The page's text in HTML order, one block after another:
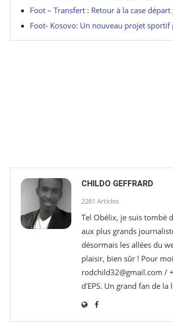
Foot – Transfert : Retour à la case
Foot- Kosovo: Un nouveau projet sportif
CHILDO GEFFRARD
2261 Articles
Tel Obélix, je suis tombé
aux plus grands
désormais les allées du
plaisir, bien sûr ! Pour
rodchild32@gmail.com /
d'EPS. Un grand fan de